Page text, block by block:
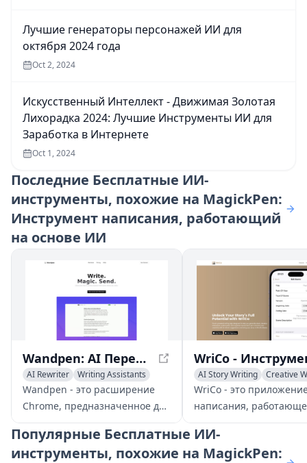
Лучшие генераторы персонажей ИИ для
октября 2024 года
Oct 2, 2024
Искусственный Интеллект - Движимая Золотая
Лихорадка 2024: Лучшие Инструменты ИИ для
Заработка в Интернете
Oct 1, 2024
Последние Бесплатные ИИ-
инструменты, похожие на MagickPen:
Инструмент написания, работающий
на основе ИИ
Wandpen: AI Пересказчик - Безусильное Написание Упрощено
AI Rewriter Writing Assistants
Wandpen - это расширение
Chrome, предназначенное для
упрощения написания,
предлагающее возможности
переписывания на основе ИИ,
AI Story Writing
Creative
Writing Assistants
WriCo - это
написания,
основе ИИ,
для того, чтобы
генерировать идеи,
Популярные Бесплатные ИИ-
инструменты, похожие на MagickPen: